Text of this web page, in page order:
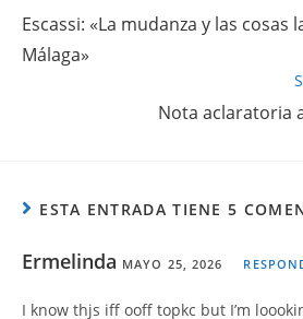
Escassi: «La mudanza y las cosas
Málaga»
Nota aclaratoria
ESTA ENTRADA TIENE 5
Ermelinda MAYO 25, 2026
I know thjs iff ooff topkc but I’m